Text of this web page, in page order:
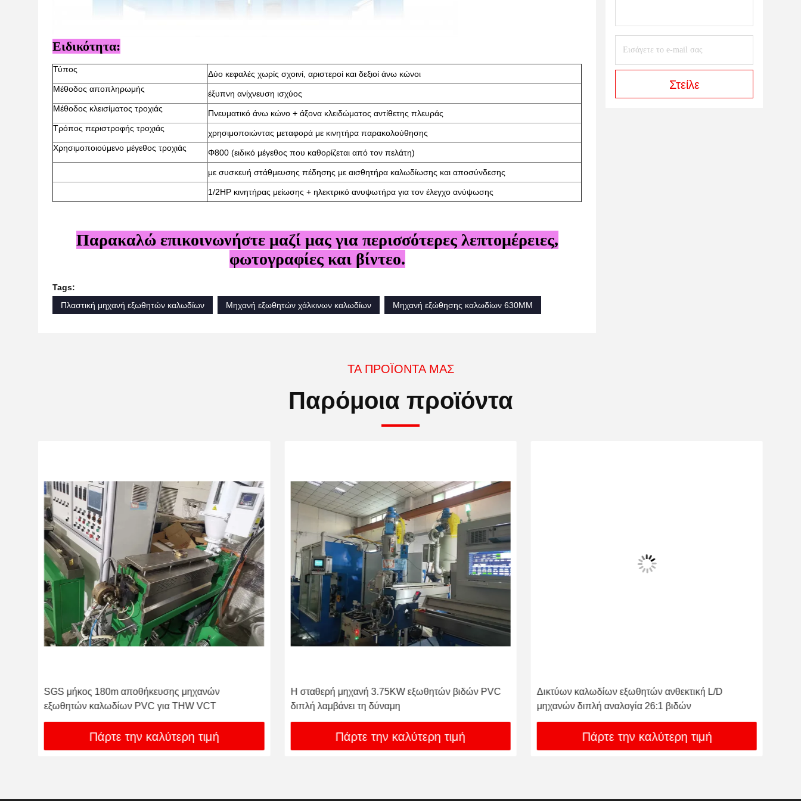
Ειδικότητα:
Τύπος
Δύο κεφαλές χωρίς σχοινί, αριστεροί και δεξιοί άνω κώνοι
Μέθοδος αποπληρωμής
έξυπνη ανίχνευση ισχύος
Μέθοδος κλεισίματος τροχιάς
Πνευματικό άνω κώνο + άξονα κλειδώματος αντίθετης πλευράς
Τρόπος περιστροφής τροχιάς
χρησιμοποιώντας μεταφορά με κινητήρα παρακολούθησης
Χρησιμοποιούμενο μέγεθος τροχιάς
Φ800 (ειδικό μέγεθος που καθορίζεται από τον πελάτη)
με συσκευή στάθμευσης πέδησης με αισθητήρα καλωδίωσης και αποσύνδεσης
1/2HP κινητήρας μείωσης + ηλεκτρικό ανυψωτήρα για τον έλεγχο ανύψωσης
Παρακαλώ επικοινωνήστε μαζί μας για περισσότερες λεπτομέρειες,
φωτογραφίες και βίντεο.
Tags:
Πλαστική μηχανή εξωθητών καλωδίων
Μηχανή εξωθητών χάλκινων καλωδίων Μηχανή εξώθησης καλωδίων 630MM
Στείλε
ΤΑ ΠΡΟΪΌΝΤΑ ΜΑΣ
Παρόμοια προϊόντα
SGS μήκος 180m αποθήκευσης μηχανών
εξωθητών καλωδίων PVC για THW VCT
Πάρτε την καλύτερη τιμή
Η σταθερή μηχανή 3.75KW εξωθητών βιδών PVC
διπλή λαμβάνει τη δύναμη
Πάρτε την καλύτερη τιμή
Δικτύων καλωδίων εξωθητών ανθεκτική L/D
μηχανών διπλή αναλογία 26:1 βιδών
Πάρτε την καλύτερη τιμή